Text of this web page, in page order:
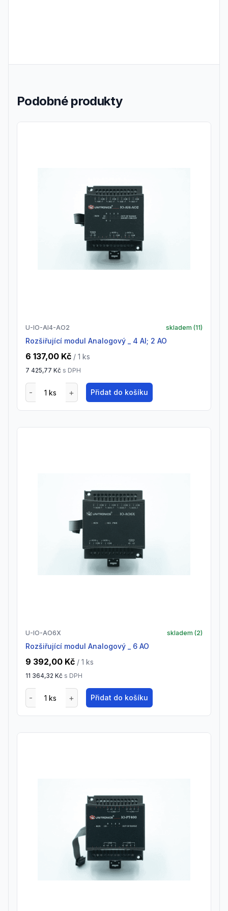
Podobné produkty
U-IO-AI4-AO2 skladem (11)
Rozšiřující modul Analogový _ 4 AI; 2 AO
6 137,00 Kč / 1 ks
7 425,77 Kč s DPH
Přidat do košíku
U-IO-AO6X skladem (2)
Rozšiřující modul Analogový _ 6 AO
9 392,00 Kč / 1 ks
11 364,32 Kč s DPH
Přidat do košíku